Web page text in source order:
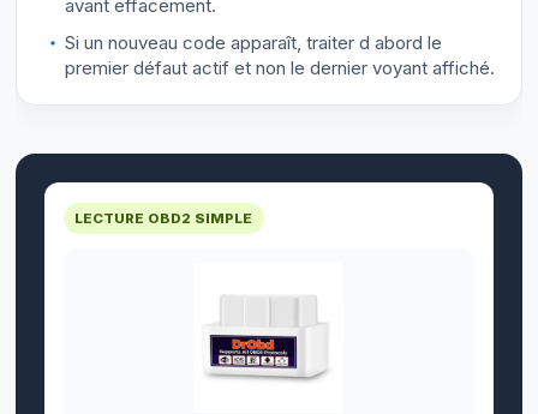
avant effacement.
Si un nouveau code apparaît, traiter d abord le
premier défaut actif et non le dernier voyant affiché.
LECTURE OBD2 SIMPLE